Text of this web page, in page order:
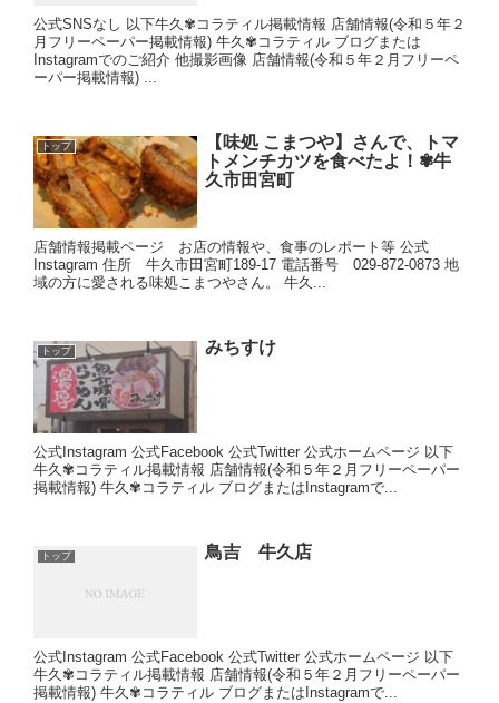
公式SNSなし 以下牛久✾コラティル掲載情報 店舗情報(令和５年２
月フリーペーパー掲載情報) 牛久✾コラティル ブログまたは
Instagramでのご紹介 他撮影画像 店舗情報(令和５年２月フリーペ
ーパー掲載情報) ...
トップ
【味処 こまつや】さんで、トマ
トメンチカツを食べたよ！✾牛
久市田宮町
店舗情報掲載ページ お店の情報や、食事のレポート等 公式
Instagram 住所 牛久市田宮町189-17 電話番号 029-872-0873 地
域の方に愛される味処こまつやさん。 牛久...
トップ みちすけ
公式Instagram 公式Facebook 公式Twitter 公式ホームページ 以下
牛久✾コラティル掲載情報 店舗情報(令和５年２月フリーペーパー
掲載情報) 牛久✾コラティル ブログまたはInstagramで...
トップ 鳥吉 牛久店
公式Instagram 公式Facebook 公式Twitter 公式ホームページ 以下
牛久✾コラティル掲載情報 店舗情報(令和５年２月フリーペーパー
掲載情報) 牛久✾コラティル ブログまたはInstagramで...